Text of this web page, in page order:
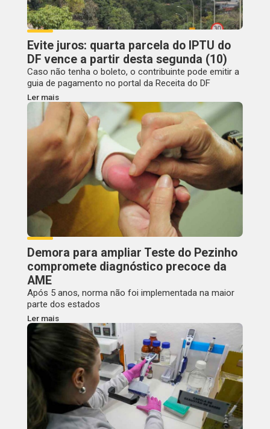
Evite juros: quarta parcela do IPTU do
DF vence a partir desta segunda (10)
Caso não tenha o boleto, o contribuinte pode emitir a
guia de pagamento no portal da Receita do DF
Ler mais
Demora para ampliar Teste do Pezinho
compromete diagnóstico precoce da
AME
Após 5 anos, norma não foi implementada na maior
parte dos estados
Ler mais